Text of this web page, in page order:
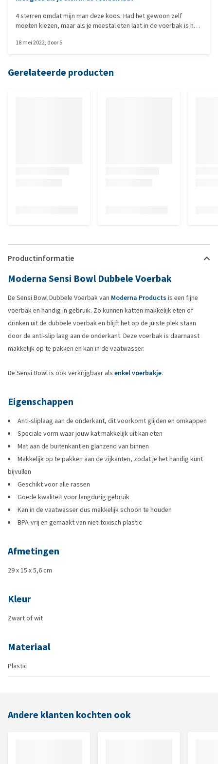
4 sterren omdat mijn man deze koos. Had het gewoon zelf
moeten kiezen, maar als je meestal eten laat in de voerbak is het
probleem is ook dat als je het oppakt het water er makkelijk uit
18 mei 2022, doorS
Gerelateerde producten
Productinformatie
Moderna Sensi Bowl Dubbele Voerbak
De Sensi Bowl Dubbele Voerbak van Moderna Products is een fijne
voerbak en handig in gebruik. Zo kunnen katten makkelijk eten of
drinken uit de dubbele voerbak en blijft het op de juiste plek staan
door de anti-slip laag aan de onderkant. Deze voerbak is daarnaast
makkelijk op te pakken en kan in de vaatwasser.
De Sensi Bowl is ook verkrijgbaar als enkel voerbakje.
Eigenschappen
Anti-sliplaag aan de onderkant, dit voorkomt glijden en omkappen
Speciale vorm waar jouw kat makkelijk uit kan eten
Mat aan de buitenkant en glanzend van binnen
Makkelijk op te pakken aan de zijkanten, zodat je het handig kunt
bijvullen
Geschikt voor alle rassen
Goede kwaliteit voor langdurig gebruik
Kan in de vaatwasser dus makkelijk schoon te houden
BPA-vrij en gemaakt van niet-toxisch plastic
Afmetingen
29 x 15 x 5,6 cm
Kleur
Zwart of wit
Materiaal
Plastic
Andere klanten kochten ook